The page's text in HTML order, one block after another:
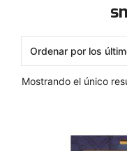
Mostrando el único